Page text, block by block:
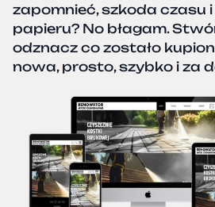
zapomnieć, szkoda czasu i
papieru? No błagam.
odznacz co zostało
nowa, prosto, szybko i za